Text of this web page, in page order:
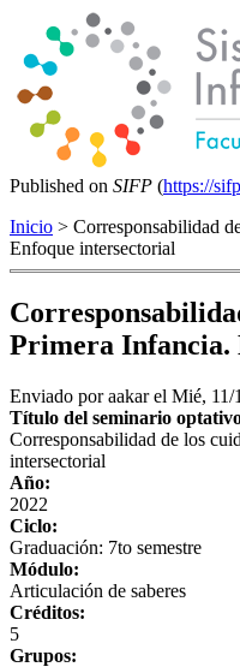
Published on SIFP (https://
Inicio > Corresponsabilidad
Enfoque intersectorial
Primera Infancia.
Enviado poraakarel Mié, 11/
Título del seminario
Corresponsabilidad de los
intersectorial
Año:
2022
Ciclo:
Graduación: 7to semestre
Módulo:
Articulación de saberes
Créditos:
5
Grupos: